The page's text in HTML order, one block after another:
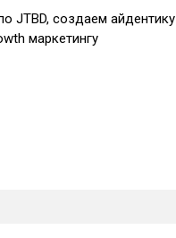
JTBD, создаем
маркетингу